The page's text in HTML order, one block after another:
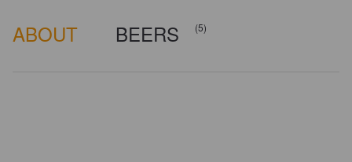
ABOUT BEERS (5)